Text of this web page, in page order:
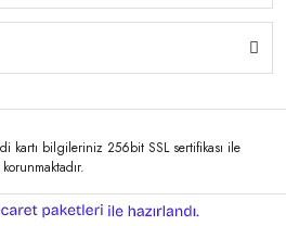
kartı bilgileriniz 256bit SSL sertifikası ile
korunmaktadır.
e-